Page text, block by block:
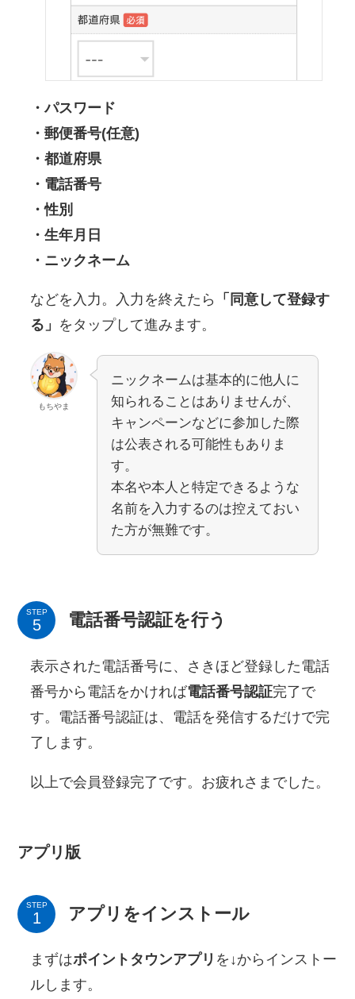
・パスワード
・郵便番号(任意)
・都道府県
・電話番号
・性別
・生年月日
・ニックネーム
などを入力。入力を終えたら
「同意して登録す
る」 をタップして進みます。
もちやま
ニックネームは基本的に他人に
知られることはありませんが、
キャンペーンなどに参加した際
は公表される可能性もありま
す。
本名や本人と特定できるような
名前を入力するのは控えておい
た方が無難です。
STEP 電話番号認証を行う
表示された電話番号に、さきほど登録した電話
番号から電話をかければ電話番号認証完了で
す。電話番号認証は、電話を発信するだけで完
了します。
以上で会員登録完了です。お疲れさまでした。
アプリ版
STEP アプリをインストール
まずはポイントタウンアプリ を↓からインストー
ルします。